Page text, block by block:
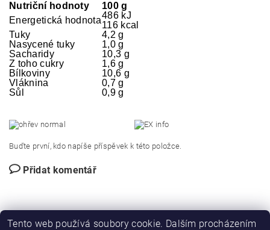
Nutriční hodnoty
100 g
Energetická hodnota486 kJ
116 kcal
Tuky
4,2 g
Nasycené tuky
1,0 g
Sacharidy
10,3 g
Z toho cukry
1,6 g
Bílkoviny
10,6 g
Vláknina
0,7 g
Sůl
0,9 g
Buďte první, kdo napíše příspěvek k této položce.
Přidat komentář
Tento web používá soubory cookie. Dalším procházením